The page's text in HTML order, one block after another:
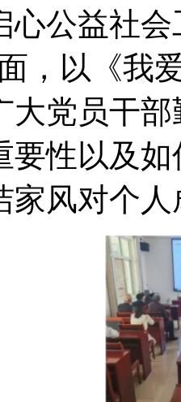
益社会
，以《我
大党员干
要性以及
家风对个